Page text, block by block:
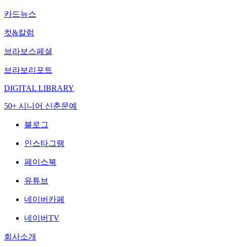
카드뉴스
컷&칼럼
브라보스페셜
브라보리포트
DIGITAL LIBRARY
50+ 시니어 신춘문예
블로그
인스타그램
페이스북
유튜브
네이버카페
네이버TV
회사소개